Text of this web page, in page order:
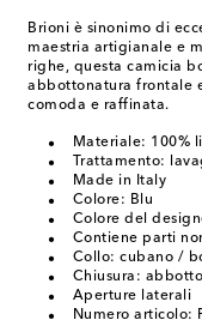
Brioni è sinonimo di
maestria artigianale e
righe, questa camicia
abbottonatura frontale
comoda e raffinata.
Materiale: 100%
Trattamento:
Made in Italy
Colore: Blu
Colore del
Contiene parti
Collo: cubano /
Chiusura:
Aperture laterali
Numero articolo: